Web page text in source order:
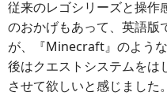
従来のレゴシリーズと操作
のおかげもあって、英語版
が、『Minecraft』のよう
後はクエストシステムをは
させて欲しいと感じました。